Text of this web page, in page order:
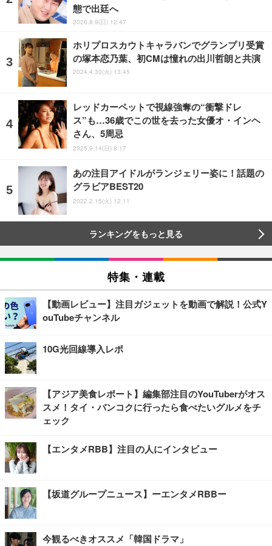
態で出廷へ
2026.8.9(日) 12:47
ホリプロスカウトキャラバンでグランプリ受賞
の塚本恋乃葉、初CMは憧れの出川哲朗と共演
2024.4.30(火) 13:45
レッドカーペットで視線強奪の“衝撃ドレ
ス”も…36歳でこの世を去った女優オ・インヘ
さん、5周忌
2025.9.14(日) 8:17
あの注目アイドルがランジェリー姿に！話題の
グラビアBEST20
2022.2.15(火) 12:11
ランキングをもっと見る
特集・連載
【動画レビュー】注目ガジェットを動画で解説！公式Y
ouTubeチャンネル
10G光回線導入レポ
【アジア美食レポート】編集部注目のYouTuberがオス
スメ！タイ・バンコクに行ったら食べたいグルメをチ
ェック
【エンタメRBB】注目の人にインタビュー
【坂道グループニュース】ーエンタメRBBー
今観るべきオススメ「韓国ドラマ」